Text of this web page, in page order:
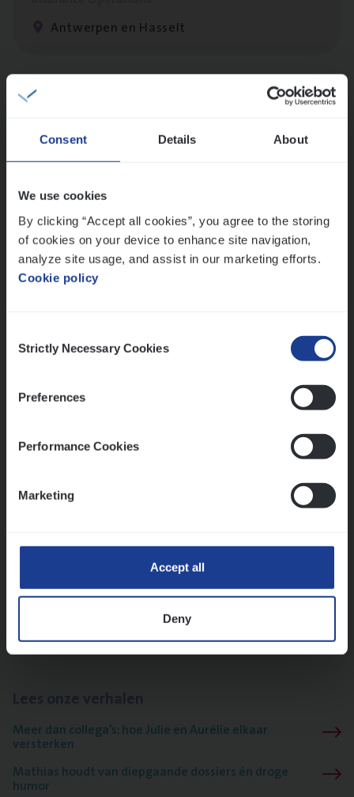
Consent Details About
We use cookies
By clicking “Accept all cookies”, you agree to the storing
of cookies on your device to enhance site navigation,
analyze site usage, and assist in our marketing efforts.
Cookie policy
Selection
Strictly Necessary Cookies
Preferences
Performance Cookies
Marketing
Accept all
Deny
Antwerpen en Hasselt
Client Exe­cu­ti­ve Marine
Scha­de Expert Fleet
Claims Management
Antwerpen
Claims­hand­ler Fleet
Antwerpen
Advisor/​Configuratie ana­lyst Part­ner in
Benefits
Meer dan collega’s: hoe Julie en Aurélie elkaar
versterken
Mathias houdt van diepgaande dossiers én droge
humor